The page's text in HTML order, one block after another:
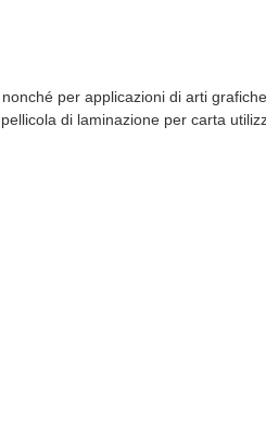
per applicazioni di arti
di laminazione per carta